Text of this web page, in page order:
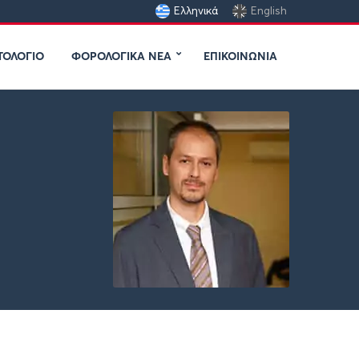
Ελληνικά English
ΦΟΡΟΛΟΓΙΚΆ ΝΈΑ ΕΠΙΚΟΙΝΩΝΙΑ